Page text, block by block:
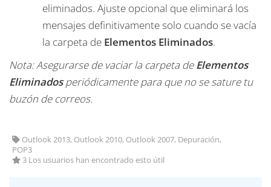
eliminados. Ajuste opcional que eliminará los
mensajes definitivamente solo cuando se vacía
la carpeta de Elementos Eliminados.
Nota: Asegurarse de vaciar la carpeta deElementos
Eliminadosperiódicamente para que no se sature tu
buzón de correos.
Outlook 2013, Outlook 2010, Outlook 2007, Depuración,
POP3
3 Los usuarios han encontrado esto útil